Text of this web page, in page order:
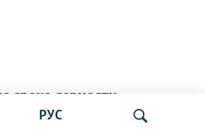
РУС
срока давности